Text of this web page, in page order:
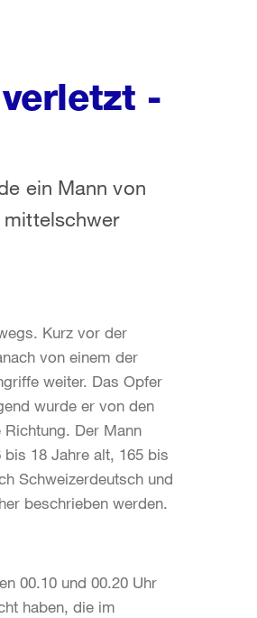
-
ein Mann von
mittelschwer
Kurz vor der
von einem der
weiter. Das Opfer
wurde er von den
Der Mann
18 Jahre alt, 165 bis
Schweizerdeutsch und
beschrieben werden.
00.10 und 00.20 Uhr
haben, die im